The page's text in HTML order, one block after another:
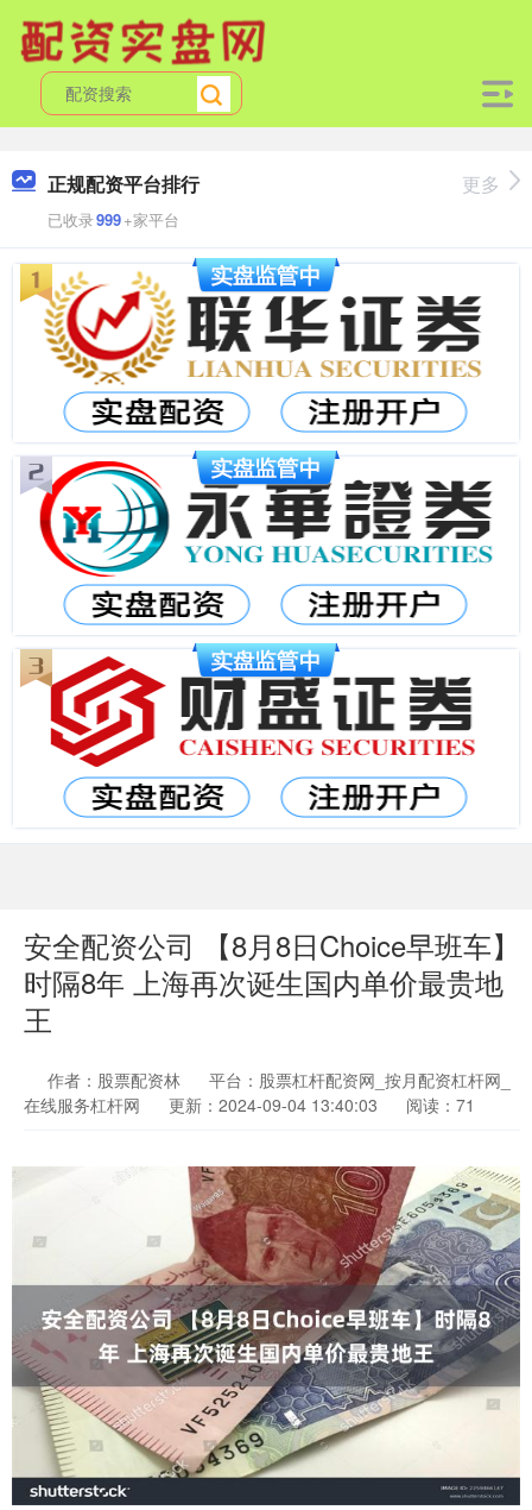
正规配资平台排行
已收录999+家平台
更多
安全配资公司 【8月8日Choice早班车】
时隔8年 上海再次诞生国内单价最贵地
王
作者：股票配资林
平台：股票杠杆配资网_按月配资杠杆网_
在线服务杠杆网
更新：2024-09-04 13:40:03 阅读：71